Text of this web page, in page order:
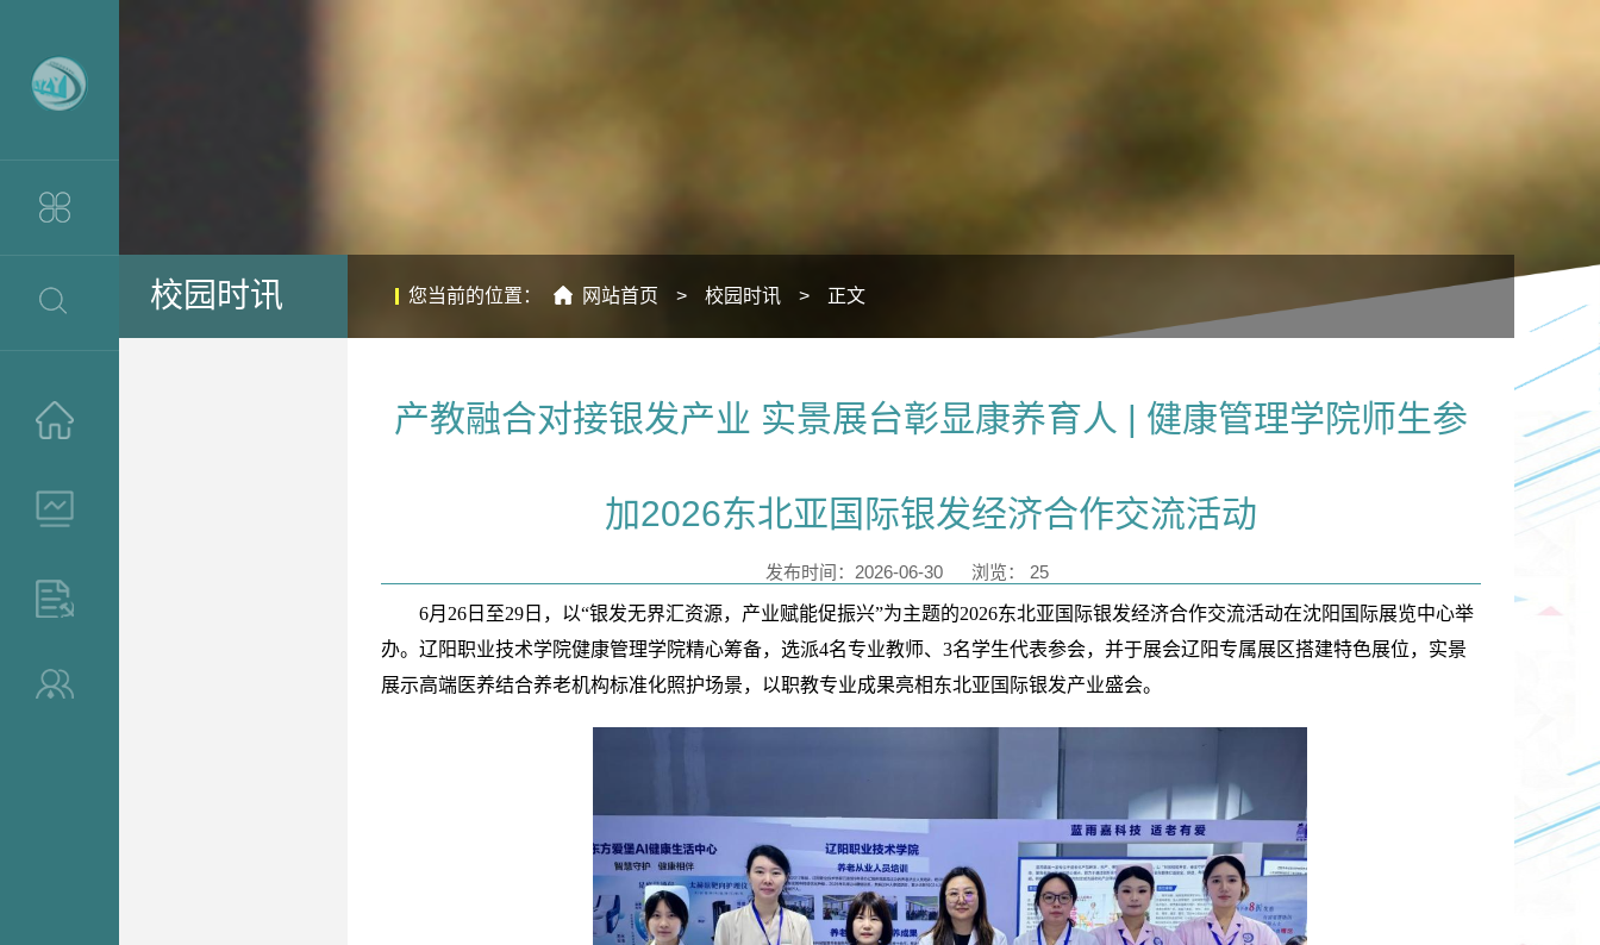
校园时讯 您当前的位置： 网站首页 > 校园时讯 > 正文
​产教融合对接银发产业 实景展台彰显康养育人 | 健康管理学院师生参
加2026东北亚国际银发经济合作交流活动
发布时间：2026-06-30 浏览： 25
6月26日至29日，以“银发无界汇资源，产业赋能促振兴”为主题的2026东北亚国际银发经济合作交流活动在沈阳国际展览中心举
办。辽阳职业技术学院健康管理学院精心筹备，选派4名专业教师、3名学生代表参会，并于展会辽阳专属展区搭建特色展位，实景
展示高端医养结合养老机构标准化照护场景，以职教专业成果亮相东北亚国际银发产业盛会。